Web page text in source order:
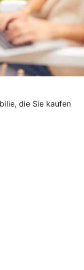
die Sie kaufen